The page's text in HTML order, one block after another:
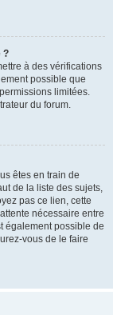
?
à des vérifications
possible que
limitées.
du forum.
êtes en train de
de la liste des sujets,
pas ce lien, cette
nécessaire entre
également possible de
vous de le faire